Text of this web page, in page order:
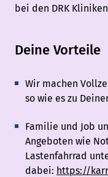
bei den DRK
Deine Vorteile
Wir machen
so wie es zu
Familie und Job
Angeboten wie
Lastenfahrrad
dabei: https://